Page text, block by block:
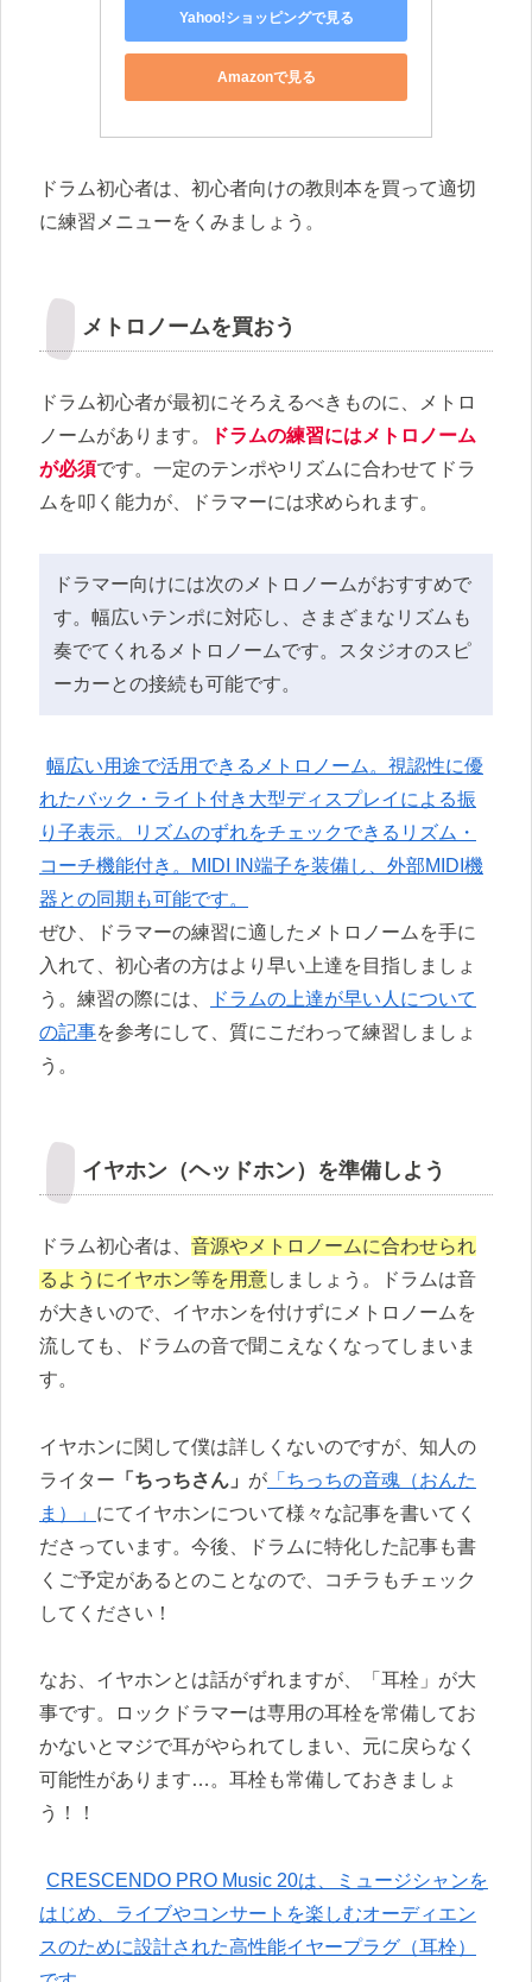
Yahoo!ショッピングで見る
Amazonで見る
ドラム初心者は、初心者向けの教則本を買って適切
に練習メニューをくみましょう。
メトロノームを買おう
ドラム初心者が最初にそろえるべきものに、メトロ
ノームがあります。
ドラムの練習にはメトロノーム
が必須です。一定のテンポやリズムに合わせてドラ
ムを叩く能力が、ドラマーには求められます。
ドラマー向けには次のメトロノームがおすすめで
す。幅広いテンポに対応し、さまざまなリズムも
奏でてくれるメトロノームです。スタジオのスピ
ーカーとの接続も可能です。
幅広い用途で活用できるメトロノーム。視認性に優
れたバック・ライト付き大型ディスプレイによる振
り子表示。リズムのずれをチェックできるリズム・
コーチ機能付き。MIDI IN端子を装備し、外部MIDI機
器との同期も可能です。
ぜひ、ドラマーの練習に適したメトロノームを手に
入れて、初心者の方はより早い上達を目指しましょ
う。練習の際には、
ドラムの上達が早い人について
の記事を参考にして、質にこだわって練習しましょ
う。
イヤホン（ヘッドホン）を準備しよう
ドラム初心者は、 音源やメトロノームに合わせられ
るようにイヤホン等を用意しましょう。ドラムは音
が大きいので、イヤホンを付けずにメトロノームを
流しても、ドラムの音で聞こえなくなってしまいま
す。
イヤホンに関して僕は詳しくないのですが、知人の
ライター 「ちっちさん」 が 「ちっちの音魂（おんた
ま）」 にてイヤホンについて様々な記事を書いてく
ださっています。今後、ドラムに特化した記事も書
くご予定があるとのことなので、コチラもチェック
してください！
なお、イヤホンとは話がずれますが、「耳栓」が大
事です。ロックドラマーは専用の耳栓を常備してお
かないとマジで耳がやられてしまい、元に戻らなく
可能性があります…。耳栓も常備しておきましょ
う！！
CRESCENDO PRO Music 20は、ミュージシャンを
はじめ、ライブやコンサートを楽しむオーディエン
スのために設計された高性能イヤープラグ（耳栓）